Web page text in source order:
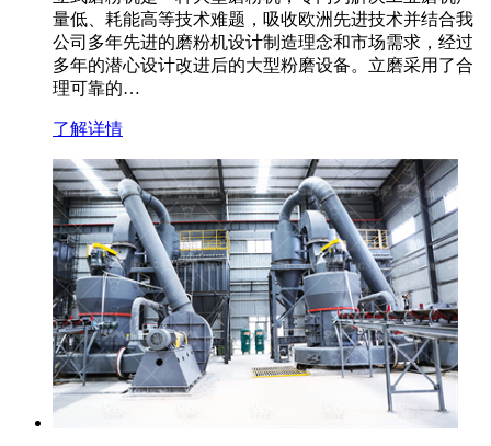
量低、耗能高等技术难题，吸收欧洲先进技术并结合我
公司多年先进的磨粉机设计制造理念和市场需求，经过
多年的潜心设计改进后的大型粉磨设备。立磨采用了合
理可靠的…
了解详情